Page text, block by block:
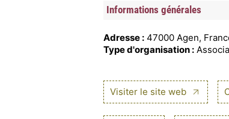
Informations générales
Adresse : 47000 Agen,
Type d'organisation :
Visiter le site web